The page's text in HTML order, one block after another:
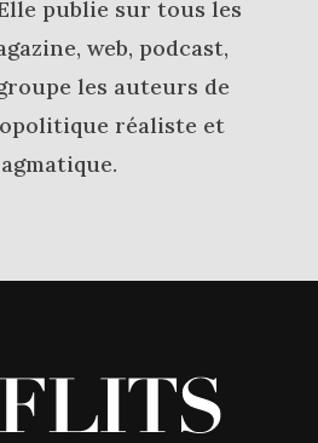
publie sur tous les
web, podcast,
les auteurs de
réaliste et